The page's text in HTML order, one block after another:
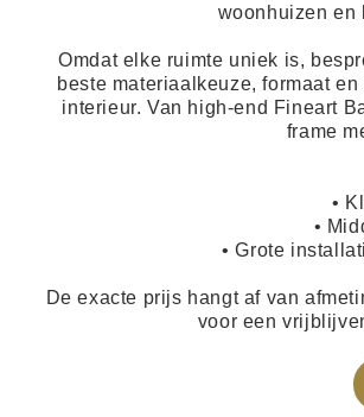
woonhuizen en
Omdat elke ruimte uniek is,
beste materiaalkeuze, formaat
interieur. Van high-end Fineart
frame
•
•
• Grote
De exacte prijs hangt af van
voor een